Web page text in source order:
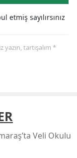
etmiş sayılırsınız
tartışalım *
Veli Okulu